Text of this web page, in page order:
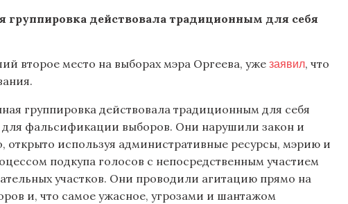
группировка действовала традиционным для себя
второе место на выборах мэра Оргеева, уже заявил, что
группировка действовала традиционным для себя
фальсификации выборов. Они нарушили закон и
открыто используя административные ресурсы, мэрию и
подкупа голосов с непосредственным участием
участков. Они проводили агитацию прямо на
и, что самое ужасное, угрозами и шантажом